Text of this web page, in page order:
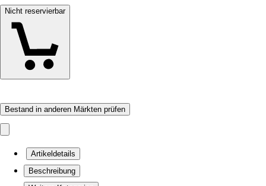
Nicht reservierbar
Bestand in anderen Märkten prüfen
Artikeldetails
Beschreibung